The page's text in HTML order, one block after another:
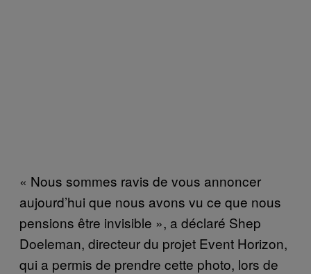
« Nous sommes ravis de vous annoncer
aujourd’hui que nous avons vu ce que nous
pensions être invisible », a déclaré Shep
Doeleman, directeur du projet Event Horizon,
qui a permis de prendre cette photo, lors de